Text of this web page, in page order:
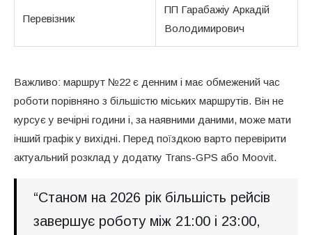
Перевізник
ПП Гарабажіу Аркадій
Володимирович
Важливо: маршрут №22 є денним і має обмежений час
роботи порівняно з більшістю міських маршрутів. Він не
курсує у вечірні години і, за наявними даними, може мати
інший графік у вихідні. Перед поїздкою варто перевірити
актуальний розклад у додатку Trans-GPS або Moovit.
“Станом на 2026 рік більшість рейсів
завершує роботу між 21:00 і 23:00,